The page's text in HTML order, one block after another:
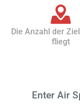
Die Anzahl der
fliegt
Enter Air